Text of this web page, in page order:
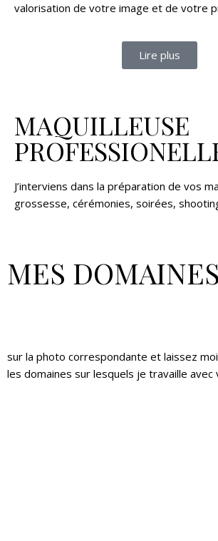
valorisation de votre image et de votre
Lire plus
MAQUILLEUSE
J’interviens dans la préparation de vos
grossesse, cérémonies, soirées,
MES DOMAINES
sur la photo correspondante et laissez
les domaines sur lesquels je travaille avec